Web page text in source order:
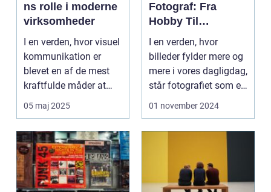
ns rolle i moderne
virksomheder
I en verden, hvor visuel
kommunikation er
blevet en af de mest
kraftfulde måder at
engagere og...
05 maj 2025
Fotograf: Fra
Hobby Til
Professionel
I en verden, hvor
billeder fylder mere og
mere i vores dagligdag,
står fotografiet som et
af de mest...
01 november 2024